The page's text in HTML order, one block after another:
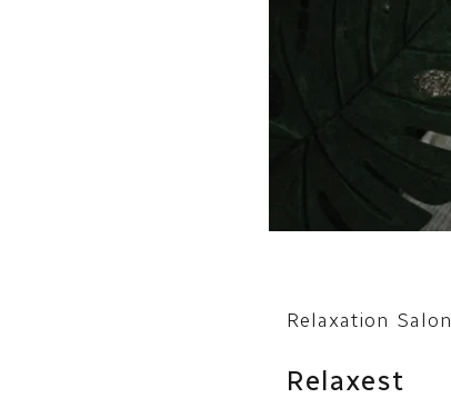
Relaxation Salon
Relaxest